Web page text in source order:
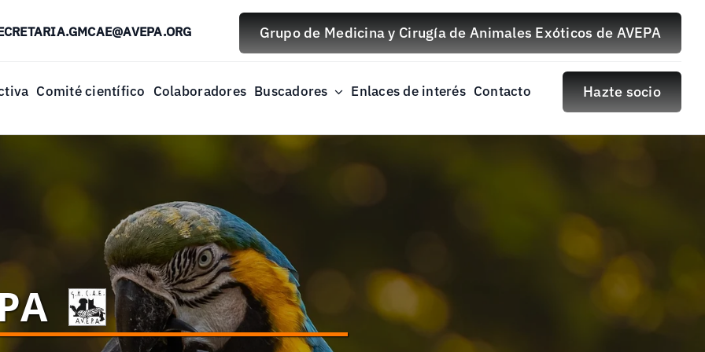
Grupo de Medicina y Cirugía de Animales Exóticos de AVEPA
Comité científico Colaboradores Buscadores Enlaces de interés Contacto Hazte socio